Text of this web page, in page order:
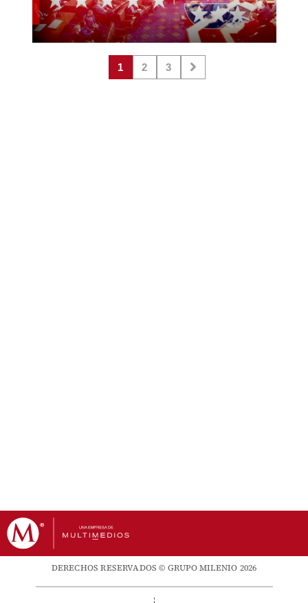
1 2 3
DERECHOS RESERVADOS © GRUPO MILENIO 2026